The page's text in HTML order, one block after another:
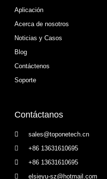
Aplicación
Acerca de nosotros
Noticias y Casos
Blog
Contáctenos
Soporte
Contáctanos
sales@toponetech.cn
+86 13631610695
+86 13631610695
elsieyu-sz@hotmail.com